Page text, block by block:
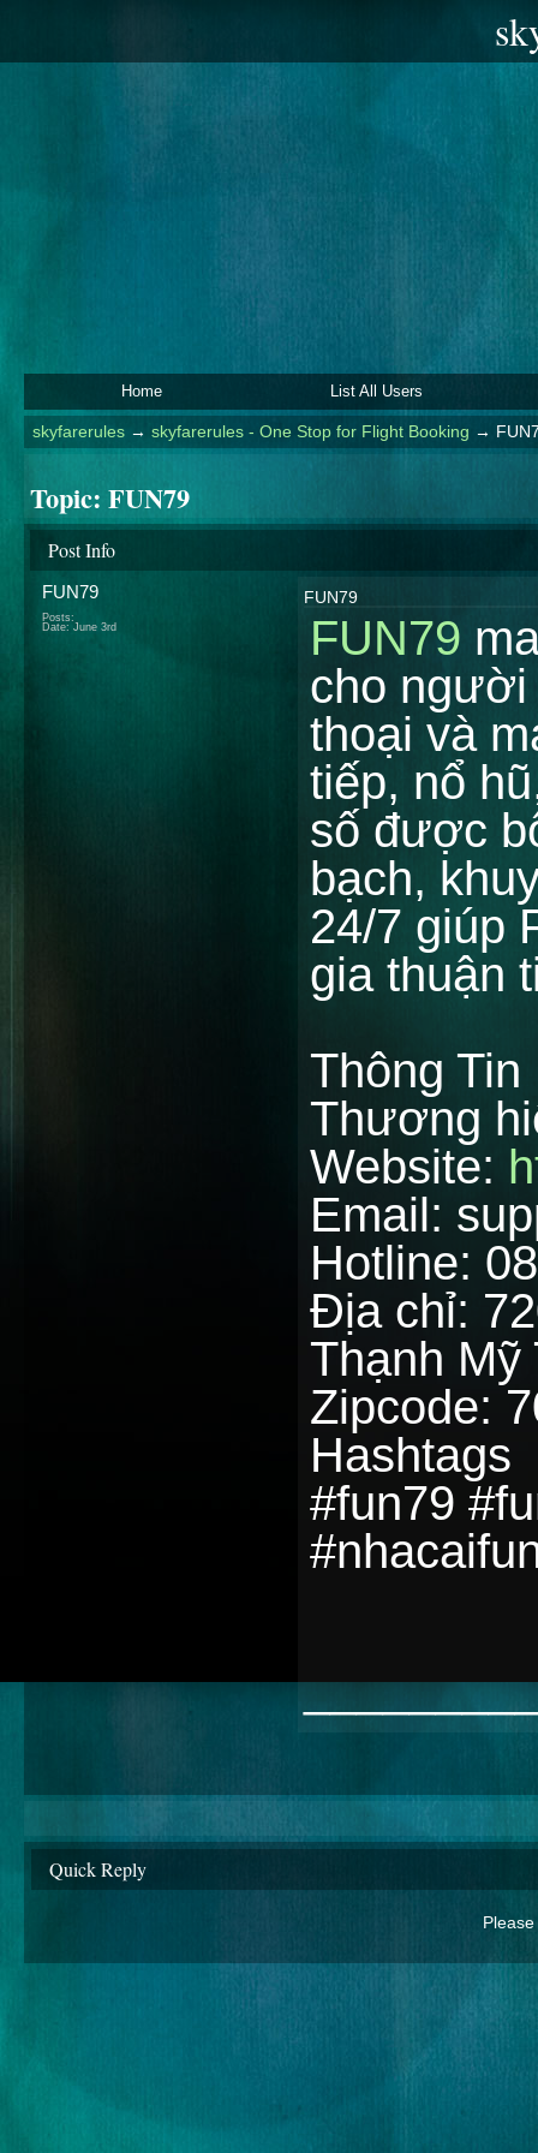
Home List All Users
skyfarerules→ skyfarerules - One Stop for Flight Booking →
Topic: FUN79
Post Info
FUN79
Posts:
Date: June 3rd
FUN79
FUN79
cho người
thoại và
tiếp, nổ
số được
bạch,
24/7 giúp
gia thuận
Thông Tin
Thương
Website:
Email:
Hotline:
Địa chỉ:
Thạnh Mỹ
Zipcode:
Hashtags
#fun79
Quick Reply